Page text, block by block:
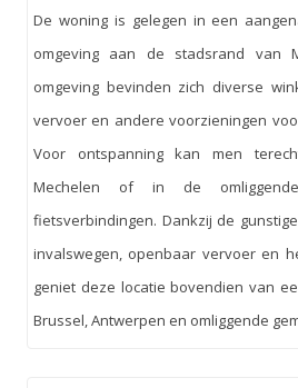
De woning is gelegen in een
omgeving aan de stadsrand van
omgeving bevinden zich diverse
vervoer en andere voorzieningen
Voor ontspanning kan men
Mechelen of in de
fietsverbindingen. Dankzij de
invalswegen, openbaar vervoer en
geniet deze locatie bovendien van
Brussel, Antwerpen en omliggende